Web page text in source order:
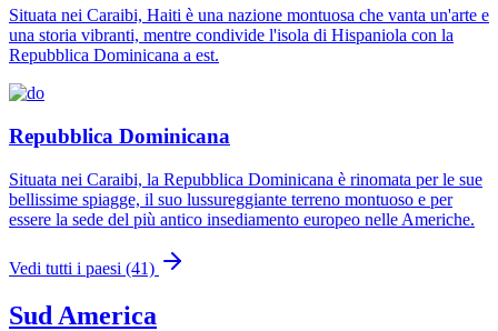
Situata nei Caraibi, Haiti è una nazione montuosa che vanta un'arte e
una storia vibranti, mentre condivide l'isola di Hispaniola con la
Repubblica Dominicana a est.
Repubblica Dominicana
Situata nei Caraibi, la Repubblica Dominicana è rinomata per le sue
bellissime spiagge, il suo lussureggiante terreno montuoso e per
essere la sede del più antico insediamento europeo nelle Americhe.
Vedi tutti i paesi (41)
Sud America